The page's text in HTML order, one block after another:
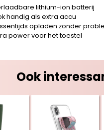
lithium-ion batterij
handig als extra accu
opladen zonder
power voor het toestel
Ook